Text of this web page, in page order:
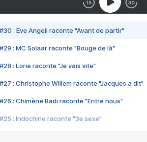
#30 : Eve Angeli raconte "Avant de partir"
#29 : MC Solaar raconte "Bouge de là"
#28 : Lorie raconte "Je vais vite"
#27 : Christophe Willem raconte "Jacques a dit"
#26 : Chimène Badi raconte "Entre nous"
#25 : Indochine raconte "3e sexe"